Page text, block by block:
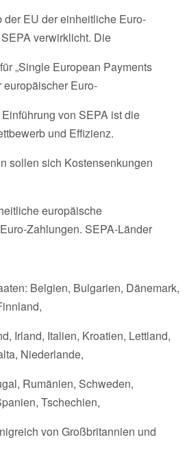
EU der einheitliche Euro-
verwirklicht. Die
„Single European Payments
europäischer Euro-
von SEPA ist die
und Effizienz.
sollen sich Kostensenkungen
europäische
Zahlungen. SEPA-Länder
Belgien, Bulgarien, Dänemark,
Irland, Italien, Kroatien, Lettland,
Niederlande,
Rumänien, Schweden,
Tschechien,
von Großbritannien und